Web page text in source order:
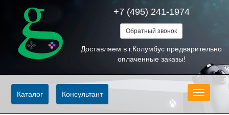
+7 (495) 241-1974
Обратный звонок
Доставляем в г.Колумбус предварительно
оплаченные заказы!
Меню
Каталог Консультант